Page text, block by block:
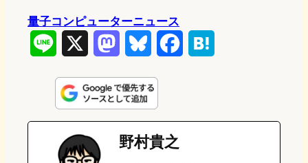
量子コンピューターニュース
n
e
s
t
o
u
e
s
e
e
野村貴之